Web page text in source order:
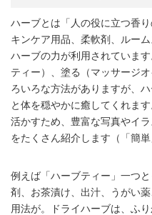
ハーブとは「人の役に立つ香
キンケア用品、柔軟剤、ルー
ハーブの力が利用されていま
ティー）、塗る（マッサージ
ろいろな方法がありますが、
と体を穏やかに癒してくれま
活かすため、豊富な写真やイ
をたくさん紹介します（「簡
例えば「ハーブティー」一つ
剤、お茶漬け、出汁、うがい
用法が。ドライハーブは、ふ